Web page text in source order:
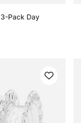
Pack Day